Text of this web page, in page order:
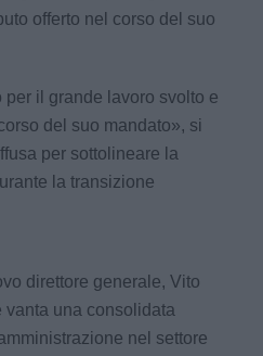
offerto nel corso del suo
il grande lavoro svolto e
del suo mandato», si
per sottolineare la
la transizione
direttore generale, Vito
vanta una consolidata
nel settore